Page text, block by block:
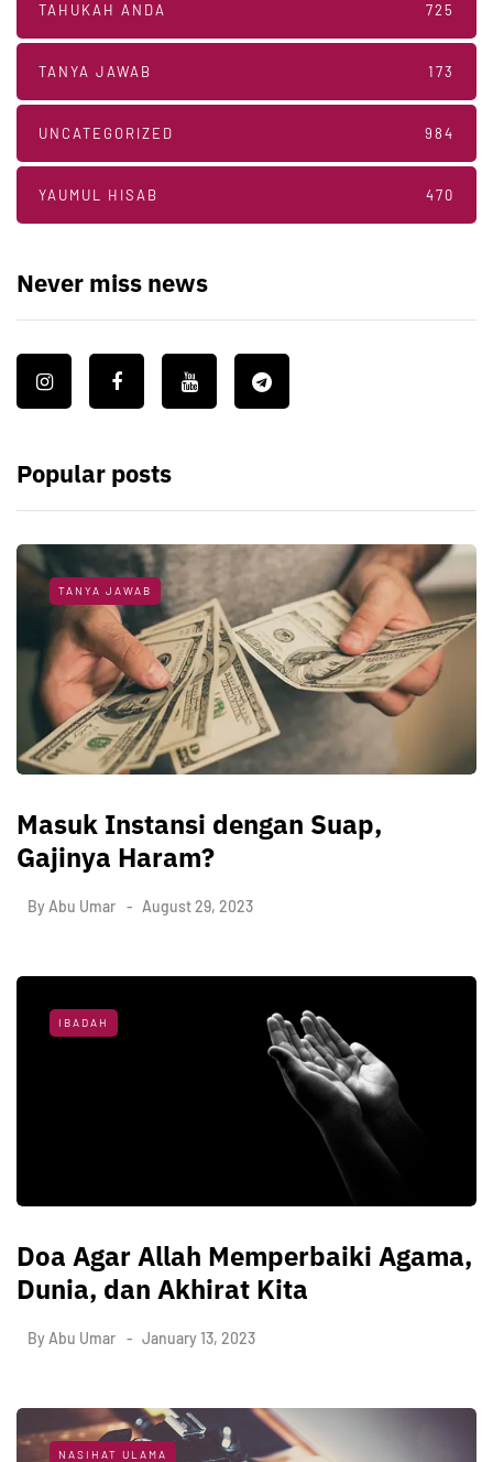
TAHUKAH ANDA 725
TANYA JAWAB 173
UNCATEGORIZED 984
YAUMUL HISAB 470
Never miss news
Popular posts
TANYA JAWAB
Masuk Instansi dengan Suap,
Gajinya Haram?
By Abu Umar August 29, 2023
IBADAH
Doa Agar Allah Memperbaiki Agama,
Dunia, dan Akhirat Kita
By Abu Umar January 13, 2023
NASIHAT ULAMA